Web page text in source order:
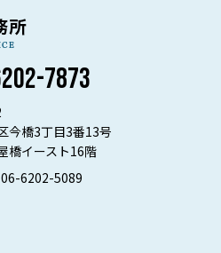
7873
今橋3丁目3番13号
橋イースト16階
06-6202-5089